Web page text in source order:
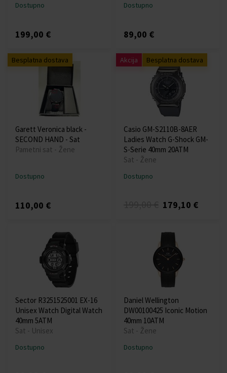
Dostupno
199,00 €
Dostupno
89,00 €
Besplatna dostava
Garett Veronica black -
SECOND HAND - Sat
Pametni sat - Žene
Dostupno
110,00 €
Akcija Besplatna dostava
Casio GM-S2110B-8AER
Ladies Watch G-Shock GM-
S-Serie 40mm 20ATM
Sat - Žene
Dostupno
179,10 €
Sector R3251525001 EX-16
Unisex Watch Digital Watch
40mm 5ATM
Sat - Unisex
Dostupno
Daniel Wellington
DW00100425 Iconic Motion
40mm 10ATM
Sat - Žene
Dostupno